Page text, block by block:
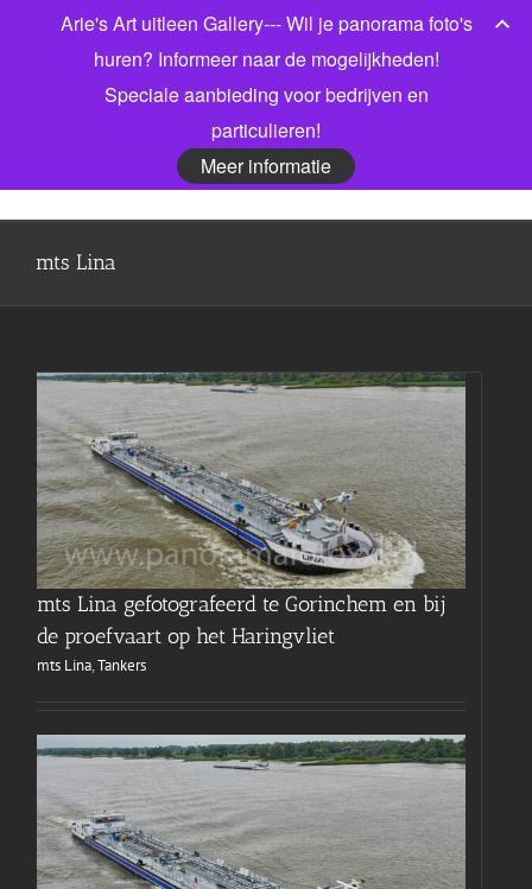
Bel gerust voor meer informatie! 06 53913303 |
Facebook
X LinkedIn
mts Lina
mts Lina gefotografeerd te Gorinchem en bij
de proefvaart op het Haringvliet
mts Lina,Tankers
Arie's Art uitleen Gallery--- Wil je panorama foto's
huren? Informeer naar de mogelijkheden!
Speciale aanbieding voor bedrijven en
particulieren!
Meer informatie